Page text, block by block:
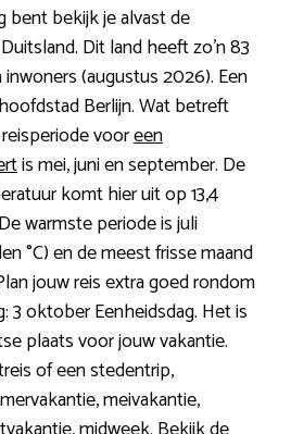
bent bekijk je alvast de
Dit land heeft zo’n 83
(augustus 2026). Een
Berlijn. Wat betreft
vooreen
is mei, juni en september. De
komt hier uit op 13,4
warmste periode is juli
°C) en de meest frisse maand
jouw reis extra goed rondom
3 oktober Eenheidsdag. Het is
plaats voor jouw vakantie.
of een stedentrip,
meivakantie,